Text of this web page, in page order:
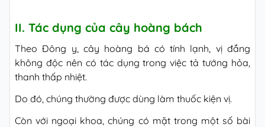
II. Tác dụng của cây hoàng bách
Theo Đông y, cây hoàng bá có tính lạnh, vị đắng
không độc nên có tác dụng trong việc tả tướng hỏa,
thanh thấp nhiệt.
Do đó, chúng thường được dùng làm thuốc kiện vị.
Còn với ngoại khoa, chúng có mặt trong một số bài